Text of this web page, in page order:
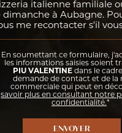
En soumettant ce formulaire,
les informations saisies soient
PIU VALENTINE dans le
demande de contact et de la
commerciale qui peut en
savoir plus en consultant notre
confidentialité.*